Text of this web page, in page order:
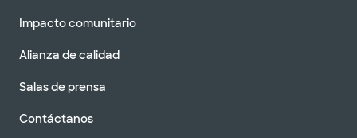
Impacto comunitario
Alianza de calidad
Salas de prensa
Contáctanos